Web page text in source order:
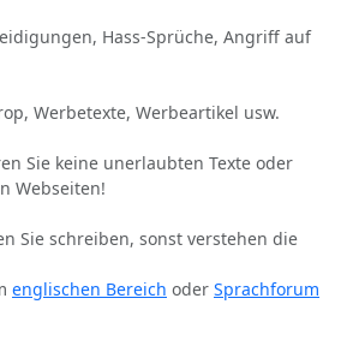
Hass-Sprüche, Angriff auf
Werbetexte, Werbeartikel usw.
Sie keine unerlaubten Texte oder
Webseiten!
Sie schreiben, sonst verstehen die
englischen Bereich oder Sprachforum